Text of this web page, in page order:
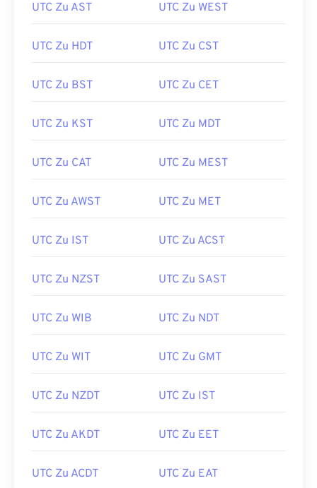
UTC Zu AST UTC Zu WEST
UTC Zu HDT UTC Zu CST
UTC Zu BST UTC Zu CET
UTC Zu KST UTC Zu MDT
UTC Zu CAT UTC Zu MEST
UTC Zu AWST UTC Zu MET
UTC Zu IST UTC Zu ACST
UTC Zu NZST UTC Zu SAST
UTC Zu WIB UTC Zu NDT
UTC Zu WIT UTC Zu GMT
UTC Zu NZDT UTC Zu IST
UTC Zu AKDT UTC Zu EET
UTC Zu ACDT UTC Zu EAT